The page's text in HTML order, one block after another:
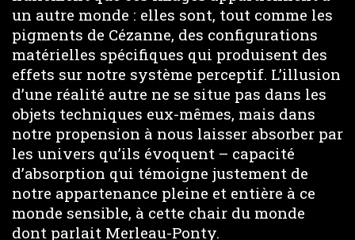
un autre monde : elles sont, tout comme les
pigments de Cézanne, des configurations
matérielles spécifiques qui produisent des
effets sur notre système perceptif. L’illusion
d’une réalité autre ne se situe pas dans les
objets techniques eux-mêmes, mais dans
notre propension à nous laisser absorber par
les univers qu’ils évoquent – capacité
d’absorption qui témoigne justement de
notre appartenance pleine et entière à ce
monde sensible, à cette chair du monde
dont parlait Merleau-Ponty.